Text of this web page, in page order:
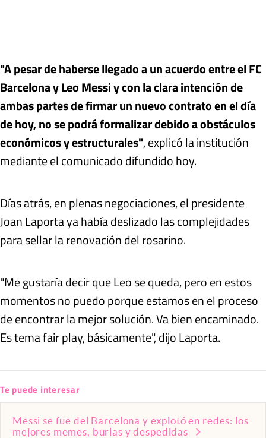
"A pesar de haberse llegado a un acuerdo entre el FC
Barcelona y Leo Messi y con la clara intención de
ambas partes de firmar un nuevo contrato en el día
de hoy, no se podrá formalizar debido a obstáculos
económicos y estructurales", explicó la institución
mediante el comunicado difundido hoy.
Días atrás, en plenas negociaciones, el presidente
Joan Laporta ya había deslizado las complejidades
para sellar la renovación del rosarino.
"Me gustaría decir que Leo se queda, pero en estos
momentos no puedo porque estamos en el proceso
de encontrar la mejor solución. Va bien encaminado.
Es tema fair play, básicamente", dijo Laporta.
Te puede interesar
Messi se fue del Barcelona y explotó en redes: los
mejores memes, burlas y despedidas